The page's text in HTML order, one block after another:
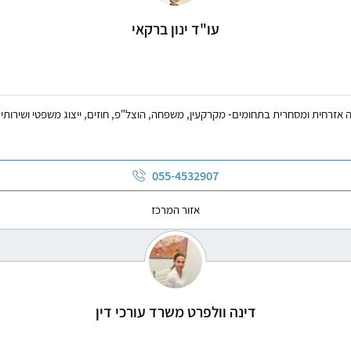
עו"ד ינון ברקאי
אזרחית ומסחרית בתחומים- מקרקעין, משפחה, הוצל"פ, חוזים, ייצוג משפטי ושירותי
055-4532907
אזור המרכז
דינה וולפרט משרד עורכי דין